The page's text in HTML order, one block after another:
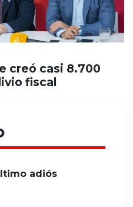
creó casi 8.700
fiscal
adiós